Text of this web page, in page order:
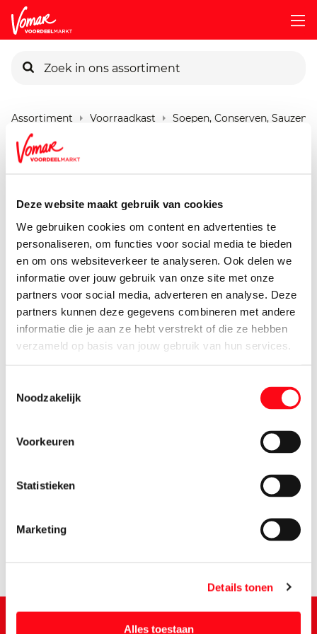
Deze website maakt gebruik van cookies
We gebruiken cookies om content en advertenties te
personaliseren, om functies voor social media te bieden
en om ons websiteverkeer te analyseren. Ook delen we
informatie over jouw gebruik van onze site met onze
partners voor social media, adverteren en analyse. Deze
partners kunnen deze gegevens combineren met andere
informatie die je aan ze hebt verstrekt of die ze hebben
verzameld op basis van jouw gebruik van hun services.
Noodzakelijk
Voorkeuren
Statistieken
Marketing
Details tonen
Alles toestaan
Pincode vergeten
Persoonlijk KIK-account
Assortiment Voorraadkast Soepen, Conserven, Sauzen
Verstegen Molen Witte
3.99